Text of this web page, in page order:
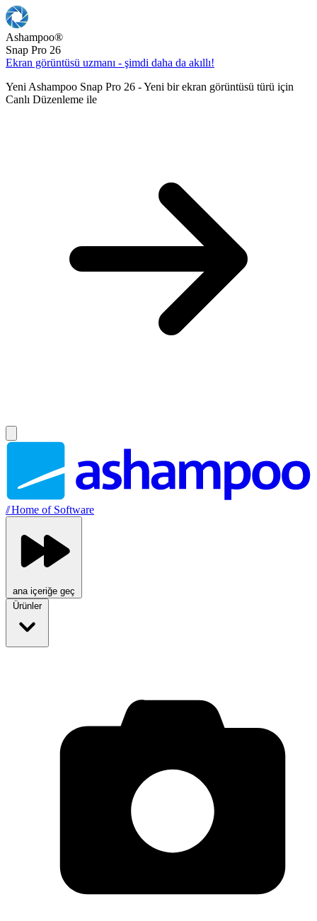
Ashampoo®
Snap Pro 26
Ekran görüntüsü uzmanı - şimdi daha da akıllı!
Yeni Ashampoo Snap Pro 26 - Yeni bir ekran görüntüsü türü için
Canlı Düzenleme ile
//Home of Software
ana içeriğe geç
Ürünler